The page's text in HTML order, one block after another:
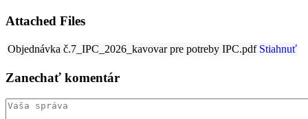
Attached Files
Objednávka č.7_IPC_2026_kavovar pre potreby IPC.pdf Stiahnuť
Zanechať komentár